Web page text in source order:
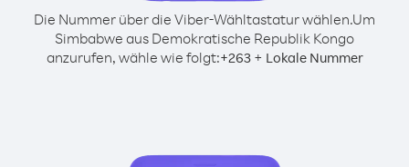
Die Nummer über die Viber-Wähltastatur wählen.Um
Simbabwe aus Demokratische Republik Kongo
anzurufen, wähle wie folgt:+263+ Lokale Nummer